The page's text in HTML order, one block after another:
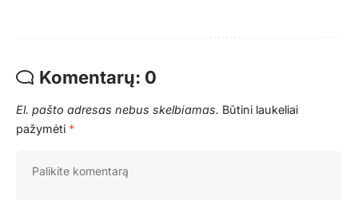
Komentarų: 0
El. pašto adresas nebus skelbiamas. Būtini laukeliai
pažymėti *